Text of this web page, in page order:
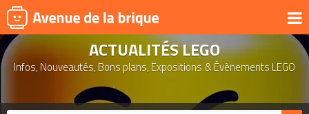
UNIVERS
PRODUITS DÉRIVÉS
NOUVEAUTÉS
ACTUALITÉS LEGO
Infos, Nouveautés, Bons plans, Expositions & Évènements LEGO